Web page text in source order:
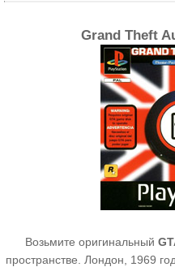
Grand Theft
Возьмите оригинальный
пространстве. Лондон, 1969